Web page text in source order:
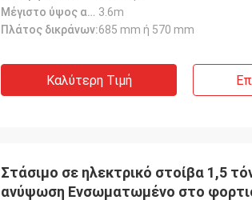
Μέγιστο ύψος ανύψωσης: 3.6m
Πλάτος δικράνων:685 mm ή 570 mm
Καλύτερη Τιμή
Στάσιμο σε ηλεκτρικό στοίβα 1,5
ανύψωση Ενσωματωμένο στο